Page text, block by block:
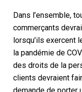
Dans l’ensemble,
commerçants
lorsqu’ils exercent
la pandémie de
des droits de la
clients devraient